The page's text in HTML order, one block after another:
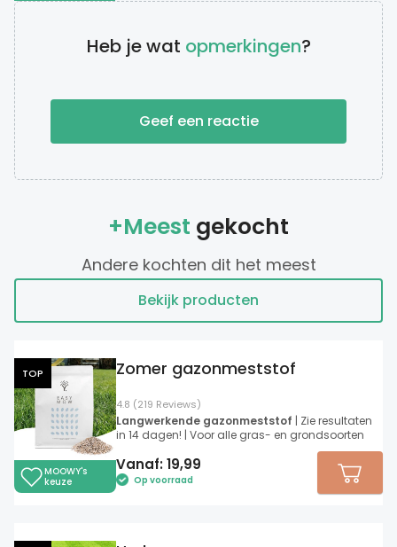
Heb je wat opmerkingen?
Geef een reactie
+Meest gekocht
Andere kochten dit het meest
Bekijk producten
TOP
MOOWY's
keuze
4.8 (219 Reviews)
Zomer gazonmeststof
Langwerkende gazonmeststof | Zie resultaten
in 14 dagen! | Voor alle gras- en grondsoorten
Vanaf: 19,99
Op voorraad